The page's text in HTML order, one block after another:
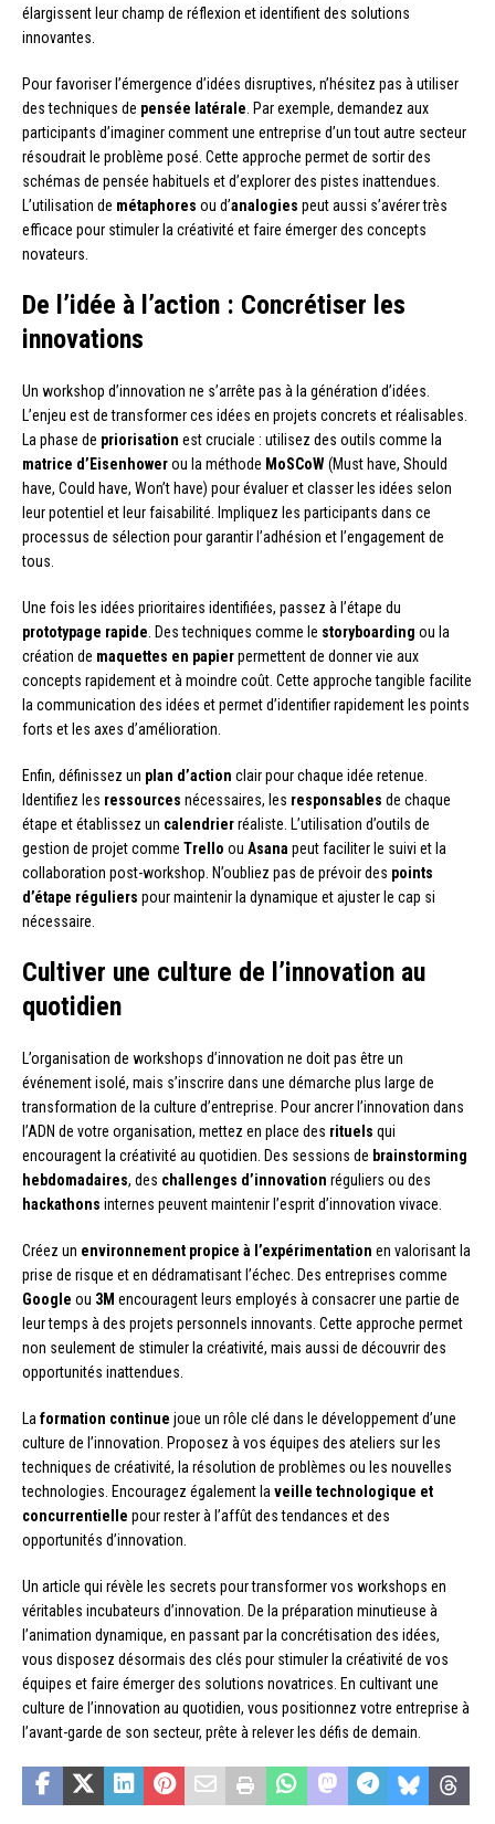
élargissent leur champ de réflexion et identifient des solutions
innovantes.
Pour favoriser l’émergence d’idées disruptives, n’hésitez pas à utiliser
des techniques de pensée latérale. Par exemple, demandez aux
participants d’imaginer comment une entreprise d’un tout autre secteur
résoudrait le problème posé. Cette approche permet de sortir des
schémas de pensée habituels et d’explorer des pistes inattendues.
L’utilisation de métaphores ou d’analogies peut aussi s’avérer très
efficace pour stimuler la créativité et faire émerger des concepts
novateurs.
De l’idée à l’action : Concrétiser les
innovations
Un workshop d’innovation ne s’arrête pas à la génération d’idées.
L’enjeu est de transformer ces idées en projets concrets et réalisables.
La phase de priorisation est cruciale : utilisez des outils comme la
matrice d’Eisenhowerou la méthode MoSCoW(Must have, Should
have, Could have, Won’t have) pour évaluer et classer les idées selon
leur potentiel et leur faisabilité. Impliquez les participants dans ce
processus de sélection pour garantir l’adhésion et l’engagement de
tous.
Une fois les idées prioritaires identifiées, passez à l’étape du
prototypage rapide. Des techniques comme le storyboarding ou la
création de maquettes en papierpermettent de donner vie aux
concepts rapidement et à moindre coût. Cette approche tangible facilite
la communication des idées et permet d’identifier rapidement les points
forts et les axes d’amélioration.
Enfin, définissez un plan d’action clair pour chaque idée retenue.
Identifiez les ressources nécessaires, les responsables de chaque
étape et établissez un calendrierréaliste. L’utilisation d’outils de
gestion de projet comme Trello ou Asana peut faciliter le suivi et la
collaboration post-workshop. N’oubliez pas de prévoir des points
d’étape réguliers pour maintenir la dynamique et ajuster le cap si
nécessaire.
Cultiver une culture de l’innovation au
quotidien
L’organisation de workshops d’innovation ne doit pas être un
événement isolé, mais s’inscrire dans une démarche plus large de
transformation de la culture d’entreprise. Pour ancrer l’innovation dans
l’ADN de votre organisation, mettez en place des rituels qui
encouragent la créativité au quotidien. Des sessions de brainstorming
hebdomadaires, des challenges d’innovation réguliers ou des
hackathons internes peuvent maintenir l’esprit d’innovation vivace.
Créez un environnement propice à l’expérimentation en valorisant la
prise de risque et en dédramatisant l’échec. Des entreprises comme
Google ou 3M encouragent leurs employés à consacrer une partie de
leur temps à des projets personnels innovants. Cette approche permet
non seulement de stimuler la créativité, mais aussi de découvrir des
opportunités inattendues.
Laformation continue joue un rôle clé dans le développement d’une
culture de l’innovation. Proposez à vos équipes des ateliers sur les
techniques de créativité, la résolution de problèmes ou les nouvelles
technologies. Encouragez également laveille technologique et
concurrentielle pour rester à l’affût des tendances et des
opportunités d’innovation.
Un article qui révèle les secrets pour transformer vos workshops en
véritables incubateurs d’innovation. De la préparation minutieuse à
l’animation dynamique, en passant par la concrétisation des idées,
vous disposez désormais des clés pour stimuler la créativité de vos
équipes et faire émerger des solutions novatrices. En cultivant une
culture de l’innovation au quotidien, vous positionnez votre entreprise à
l’avant-garde de son secteur, prête à relever les défis de demain.